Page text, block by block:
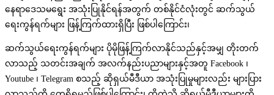
နေရာဒေသမရွေး အသုံးပြုနိုင်ရန်အတွက် တစ်နိုင်ငံလုံးတွင် ဆက်သွယ်
ရေးကွန်ရက်များ ဖြန့်ကြက်ထားရှိပြီး ဖြစ်ပါကြောင်း၊
ဆက်သွယ်ရေးကွန်ရက်များ ပိုမိုဖြန့်ကြက်လာနိုင်သည်နှင့်အမျှ တိုးတက်
လာသည့် သတင်းအချက် အလက်နည်းပညာများနှင့်အတူ Facebook ၊
Youtube ၊ Telegram စသည့် ဆိုရှယ်မီဒီယာ အသုံးပြုမှုများလည်း များပြား